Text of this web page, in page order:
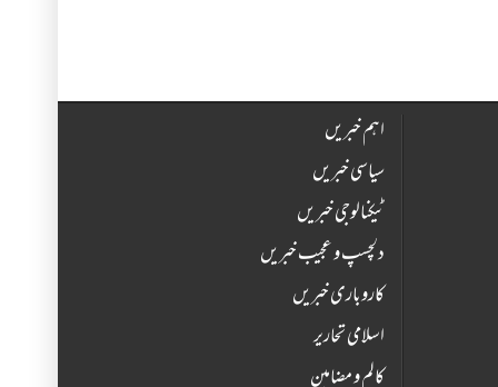
اہم خبریں
سیاسی خبریں
ٹیکنالوجی خبریں
دلچسپ و عجیب خبریں
کاروباری خبریں
اسلامی تحاریر
کالم و مضامین